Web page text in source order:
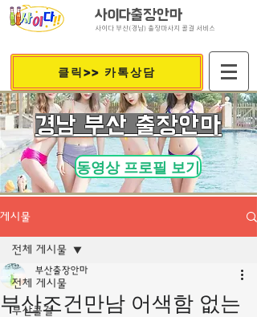
사이다출장안마
사이다 부산(경남) 출장마사지 콜걸 서비스
클릭>> 카톡상담
​경남 부산 출장안마
동영상 프로필 보기
게시물
전체 게시물
부산콜걸
전체 게시물
부산조건만남 어색함 없는
부산출장안마